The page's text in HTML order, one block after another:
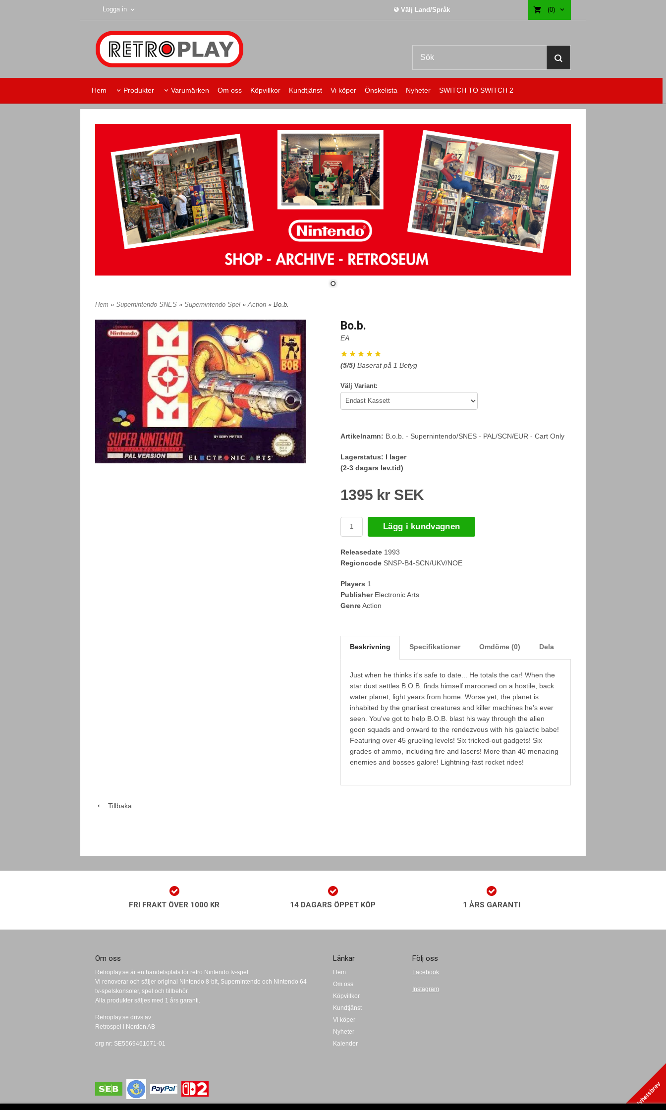
Logga in Välj Land/Språk (0)
Hem Produkter Varumärken Om oss Köpvillkor Kundtjänst Vi köper Önskelista Nyheter SWITCH TO SWITCH 2
Hem » Supernintendo SNES » Supernintendo Spel » Action » Bo.b.
Bo.b.
EA
(5/5) Baserat på 1 Betyg
Välj Variant:
Artikelnamn: B.o.b. - Supernintendo/SNES - PAL/SCN/EUR - Cart Only
Lagerstatus: I lager
(2-3 dagars lev.tid)
1395 kr SEK
Lägg i kundvagnen
Releasedate 1993
Regioncode SNSP-B4-SCN/UKV/NOE
Players 1
PublisherElectronic Arts
GenreAction
Beskrivning Specifikationer Omdöme (0) Dela
Just when he thinks it's safe to date... He totals the car! When the
star dust settles B.O.B. finds himself marooned on a hostile, back
water planet, light years from home. Worse yet, the planet is
inhabited by the gnarliest creatures and killer machines he's ever
seen. You've got to help B.O.B. blast his way through the alien
goon squads and onward to the rendezvous with his galactic babe!
Featuring over 45 grueling levels! Six tricked-out gadgets! Six
grades of ammo, including fire and lasers! More than 40 menacing
enemies and bosses galore! Lightning-fast rocket rides!
Tillbaka
FRI FRAKT ÖVER 1000 KR 14 DAGARS ÖPPET KÖP 1 ÅRS GARANTI
Om oss
Retroplay.se är en handelsplats för retro Nintendo tv-spel.
Vi renoverar och säljer original Nintendo 8-bit, Supernintendo och Nintendo 64
tv-spelskonsoler, spel och tillbehör.
Alla produkter säljes med 1 års garanti.
Retroplay.se drivs av:
Retrospel i Norden AB
org nr: SE5569461071-01
Länkar
Hem
Om oss
Köpvillkor
Kundtjänst
Vi köper
Nyheter
Kalender
Följ oss
Facebook
Instagram
play Nyhetsbrev